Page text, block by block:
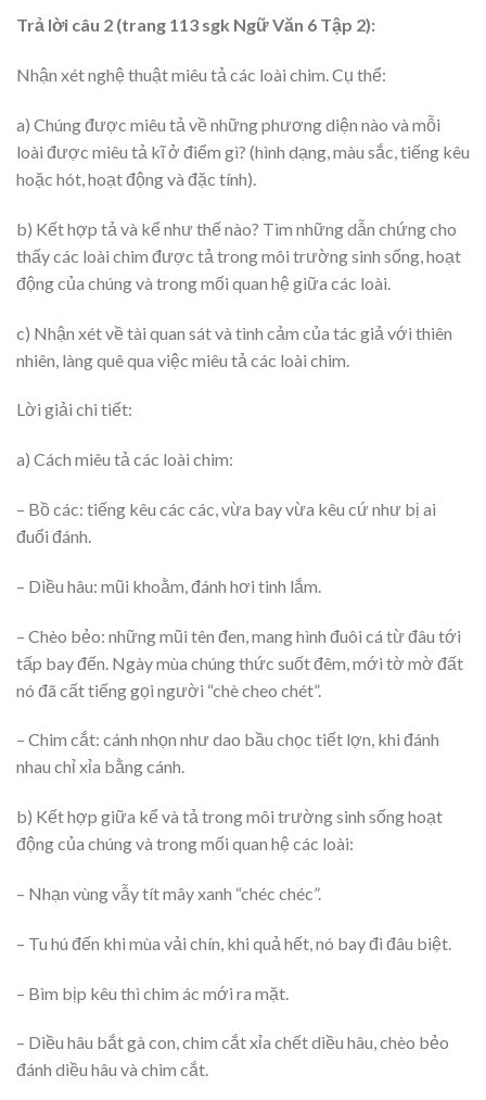
Trả lời câu 2 (trang 113 sgk Ngữ Văn 6 Tập 2):
Nhận xét nghệ thuật miêu tả các loài chim. Cụ thể:
a) Chúng được miêu tả về những phương diện nào và mỗi
loài được miêu tả kĩ ở điểm gì? (hình dạng, màu sắc, tiếng kêu
hoặc hót, hoạt động và đặc tính).
b) Kết hợp tả và kể như thế nào? Tìm những dẫn chứng cho
thấy các loài chim được tả trong môi trường sinh sống, hoạt
động của chúng và trong mối quan hệ giữa các loài.
c) Nhận xét về tài quan sát và tình cảm của tác giả với thiên
nhiên, làng quê qua việc miêu tả các loài chim.
Lời giải chi tiết:
a) Cách miêu tả các loài chim:
– Bồ các: tiếng kêu các các, vừa bay vừa kêu cứ như bị ai
đuổi đánh.
– Diều hâu: mũi khoằm, đánh hơi tinh lắm.
– Chèo bẻo: những mũi tên đen, mang hình đuôi cá từ đâu tới
tấp bay đến. Ngày mùa chúng thức suốt đêm, mới tờ mờ đất
nó đã cất tiếng gọi người “chè cheo chét”.
– Chim cắt: cánh nhọn như dao bầu chọc tiết lợn, khi đánh
nhau chỉ xỉa bằng cánh.
b) Kết hợp giữa kể và tả trong môi trường sinh sống hoạt
động của chúng và trong mối quan hệ các loài:
– Nhạn vùng vẫy tít mây xanh “chéc chéc”.
– Tu hú đến khi mùa vải chín, khi quả hết, nó bay đi đâu biệt.
– Bìm bịp kêu thì chim ác mới ra mặt.
– Diều hâu bắt gà con, chim cắt xỉa chết diều hâu, chèo bẻo
đánh diều hâu và chim cắt.